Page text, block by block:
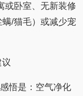
或卧室、无新装修
/猫毛）或减少宠
悟是：空气净化